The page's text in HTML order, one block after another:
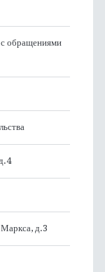
обращениями
д.3